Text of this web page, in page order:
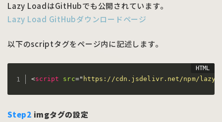
Lazy LoadはGitHubでも公開されています。
Lazy Load GitHubダウンロードページ
以下のscriptタグをページ内に記述します。
<script src=" https://cdn.jsdelivr.net/npm/
Step2 imgタグの設定